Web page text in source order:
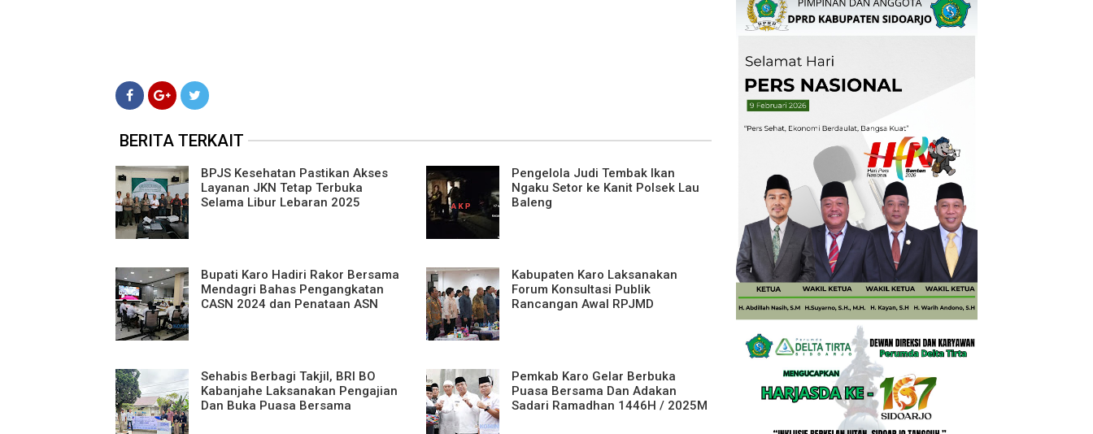
BERITA TERKAIT
BPJS Kesehatan Pastikan Akses
Layanan JKN Tetap Terbuka
Selama Libur Lebaran 2025
Pengelola Judi Tembak Ikan
Ngaku Setor ke Kanit Polsek Lau
Baleng
Bupati Karo Hadiri Rakor Bersama
Mendagri Bahas Pengangkatan
CASN 2024 dan Penataan ASN
Kabupaten Karo Laksanakan
Forum Konsultasi Publik
Rancangan Awal RPJMD
Sehabis Berbagi Takjil, BRI BO
Kabanjahe Laksanakan Pengajian
Dan Buka Puasa Bersama
Pemkab Karo Gelar Berbuka
Puasa Bersama Dan Adakan
Sadari Ramadhan 1446H / 2025M